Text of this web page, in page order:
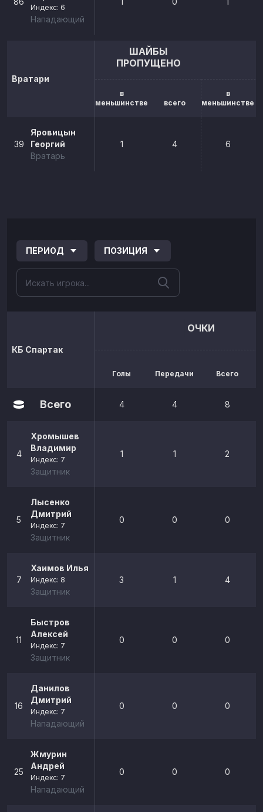
Индекс: 6
Нападающий
Вратари
ШАЙБЫ
ПРОПУЩЕНО
в
меньшинстве
всего
в
меньшинстве
39
Яровицын
Георгий
Вратарь
1 4 6
ПЕРИОД ПОЗИЦИЯ
КБ Спартак
ОЧКИ
Голы Передачи Всего
Всего 4 4 8
4
Хромышев
Владимир
Индекс: 7
Защитник
1 1 2
5
Лысенко
Дмитрий
Индекс: 7
Защитник
0 0 0
7
Хаимов Илья
Индекс: 8
Защитник
3 1 4
11
Быстров
Алексей
Индекс: 7
Защитник
0 0 0
16
Данилов
Дмитрий
Индекс: 7
Нападающий
0 0 0
25
Жмурин
Андрей
Индекс: 7
Нападающий
0 0 0